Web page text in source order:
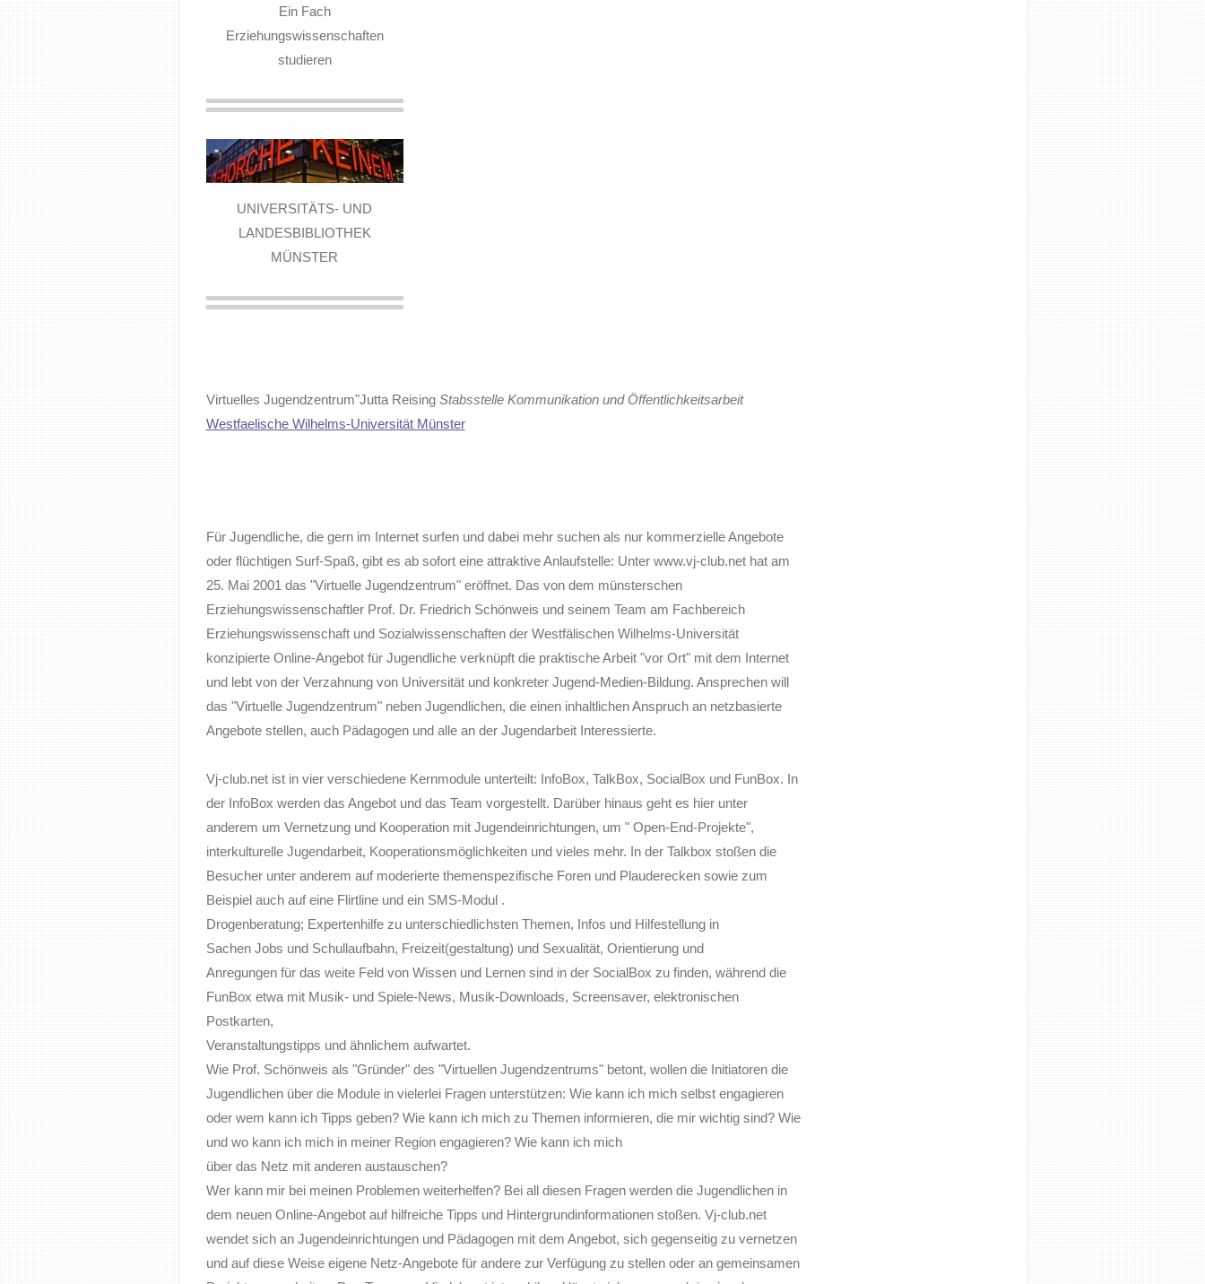
Ein Fach
Erziehungswissenschaften
studieren
UNIVERSITÄTS- UND
LANDESBIBLIOTHEK
MÜNSTER
Virtuelles Jugendzentrum"Jutta Reising Stabsstelle Kommunikation und Öffentlichkeitsarbeit
Westfaelische Wilhelms-Universität Münster
Für Jugendliche, die gern im Internet surfen und dabei mehr suchen als nur kommerzielle Angebote
oder flüchtigen Surf-Spaß, gibt es ab sofort eine attraktive Anlaufstelle: Unter www.vj-club.net hat am
25. Mai 2001 das "Virtuelle Jugendzentrum" eröffnet. Das von dem münsterschen
Erziehungswissenschaftler Prof. Dr. Friedrich Schönweis und seinem Team am Fachbereich
Erziehungswissenschaft und Sozialwissenschaften der Westfälischen Wilhelms-Universität
konzipierte Online-Angebot für Jugendliche verknüpft die praktische Arbeit "vor Ort" mit dem Internet
und lebt von der Verzahnung von Universität und konkreter Jugend-Medien-Bildung. Ansprechen will
das "Virtuelle Jugendzentrum" neben Jugendlichen, die einen inhaltlichen Anspruch an netzbasierte
Angebote stellen, auch Pädagogen und alle an der Jugendarbeit Interessierte.
Vj-club.net ist in vier verschiedene Kernmodule unterteilt: InfoBox, TalkBox, SocialBox und FunBox. In
der InfoBox werden das Angebot und das Team vorgestellt. Darüber hinaus geht es hier unter
anderem um Vernetzung und Kooperation mit Jugendeinrichtungen, um " Open-End-Projekte",
interkulturelle Jugendarbeit, Kooperationsmöglichkeiten und vieles mehr. In der Talkbox stoßen die
Besucher unter anderem auf moderierte themenspezifische Foren und Plauderecken sowie zum
Beispiel auch auf eine Flirtline und ein SMS-Modul .
Drogenberatung; Expertenhilfe zu unterschiedlichsten Themen, Infos und Hilfestellung in
Sachen Jobs und Schullaufbahn, Freizeit(gestaltung) und Sexualität, Orientierung und
Anregungen für das weite Feld von Wissen und Lernen sind in der SocialBox zu finden, während die
FunBox etwa mit Musik- und Spiele-News, Musik-Downloads, Screensaver, elektronischen
Postkarten,
Veranstaltungstipps und ähnlichem aufwartet.
Wie Prof. Schönweis als "Gründer" des "Virtuellen Jugendzentrums" betont, wollen die Initiatoren die
Jugendlichen über die Module in vielerlei Fragen unterstützen: Wie kann ich mich selbst engagieren
oder wem kann ich Tipps geben? Wie kann ich mich zu Themen informieren, die mir wichtig sind? Wie
und wo kann ich mich in meiner Region engagieren? Wie kann ich mich
über das Netz mit anderen austauschen?
Wer kann mir bei meinen Problemen weiterhelfen? Bei all diesen Fragen werden die Jugendlichen in
dem neuen Online-Angebot auf hilfreiche Tipps und Hintergrundinformationen stoßen. Vj-club.net
wendet sich an Jugendeinrichtungen und Pädagogen mit dem Angebot, sich gegenseitig zu vernetzen
und auf diese Weise eigene Netz-Angebote für andere zur Verfügung zu stellen oder an gemeinsamen